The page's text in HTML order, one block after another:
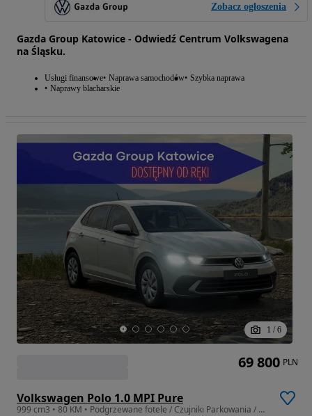
Zobacz ogłoszenia
Gazda Group Katowice - Odwiedź Centrum Volkswagena
na Śląsku.
Usługi finansowe Naprawa samochodów Szybka naprawa
Naprawy blacharskie
1 / 6
Volkswagen Polo 1.0 MPI Pure
999 cm3 • 80 KM • Podgrzewane fotele / Czujniki Parkowania / Koło Zapasowe / CarPlay
69 800 PLN